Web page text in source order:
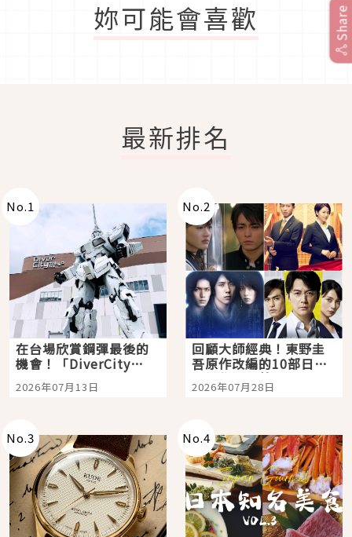
妳可能會喜歡
最新排名
No.1
在台場欣賞鋼彈最後的
機會！「DiverCity
Tokyo Plaza」搭船、
購物、美食及夜景，一
2026年07月13日
No.2
回顧大師經典！東野圭
吾原作改編的10部日本
影視作品推薦
2026年07月28日
No.3 No.4
Share